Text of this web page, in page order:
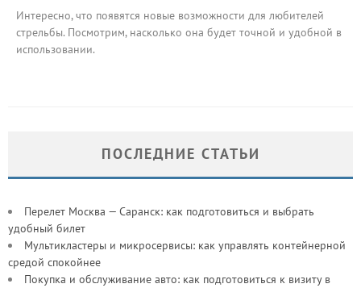
Интересно, что появятся новые возможности для любителей
стрельбы. Посмотрим, насколько она будет точной и удобной в
использовании.
ПОСЛЕДНИЕ СТАТЬИ
Перелет Москва — Саранск: как подготовиться и выбрать
удобный билет
Мультикластеры и микросервисы: как управлять контейнерной
средой спокойнее
Покупка и обслуживание авто: как подготовиться к визиту в